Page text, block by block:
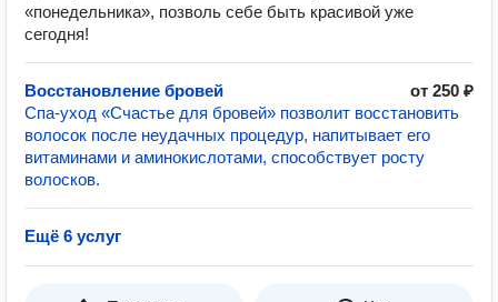
«понедельника», позволь себе быть красивой уже
сегодня!
Восстановление бровей
от 250 ₽
Спа-уход «Счастье для бровей» позволит восстановить
волосок после неудачных процедур, напитывает его
витаминами и аминокислотами, способствует росту
волосков.
Ещё 6 услуг